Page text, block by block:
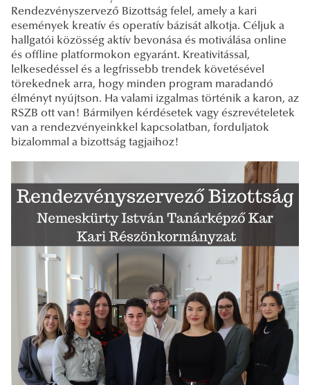
Rendezvényszervező Bizottság felel, amely a kari
események kreatív és operatív bázisát alkotja. Céljuk a
hallgatói közösség aktív bevonása és motiválása online
és offline platformokon egyaránt. Kreativitással,
lelkesedéssel és a legfrissebb trendek követésével
törekednek arra, hogy minden program maradandó
élményt nyújtson. Ha valami izgalmas történik a karon, az
RSZB ott van! Bármilyen kérdésetek vagy észrevételetek
van a rendezvényeinkkel kapcsolatban, forduljatok
bizalommal a bizottság tagjaihoz!